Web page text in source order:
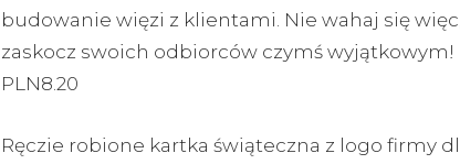
budowanie więzi z klientami. Nie wahaj się
zaskocz swoich odbiorców czymś wyjątkowym!
PLN8.20
Ręczie robione kartka świąteczna z logo firmy